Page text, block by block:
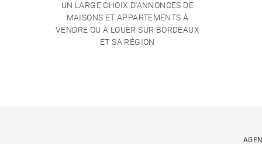
UN LARGE CHOIX D'ANNONCES DE
MAISONS ET APPARTEMENTS À
VENDRE OU À LOUER SUR BORDEAUX
ET SA RÉGION